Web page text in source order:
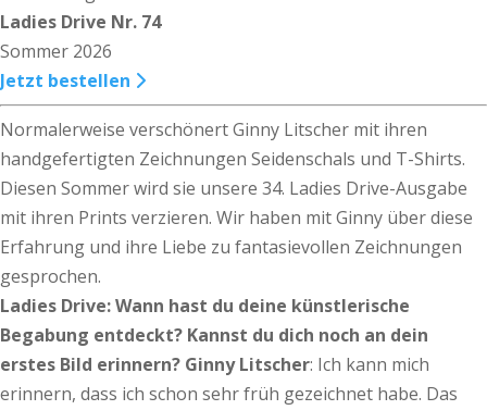
Ladies Drive Nr. 74
Sommer 2026
Jetzt bestellen
Normalerweise verschönert Ginny Litscher mit ihren
handgefertigten Zeichnungen Seidenschals und T-Shirts.
Diesen Sommer wird sie unsere 34. Ladies Drive-Ausgabe
mit ihren Prints verzieren. Wir haben mit Ginny über diese
Erfahrung und ihre Liebe zu fantasievollen Zeichnungen
gesprochen.
Ladies Drive: Wann hast du deine künstlerische
Begabung entdeckt? Kannst du dich noch an dein
erstes Bild erinnern? Ginny Litscher: Ich kann mich
erinnern, dass ich schon sehr früh gezeichnet habe. Das